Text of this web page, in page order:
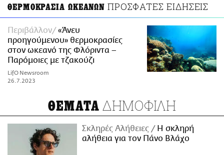
ΘΕΡΜΟΚΡΑΣΙΑ ΩΚΕΑΝΩΝ ΠΡΟΣΦΑΤΕΣ ΕΙΔΗΣΕΙΣ
Περιβάλλον
«Άνευ
προηγούμενου» θερμοκρασίες
στον ωκεανό της Φλόριντα –
Παρόμοιες με τζακούζι
LifO Newsroom
26.7.2023
ΘΕΜΑΤΑ ΔΗΜΟΦΙΛΗ
Σκληρές Αλήθειες
H σκληρή
αλήθεια για τον Πάνο Βλάχο